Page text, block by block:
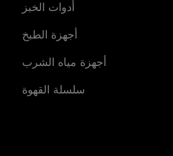
أدوات الخبز
أجهزة الطبخ
أجهزة مياه الشرب
سلسلة القهوة